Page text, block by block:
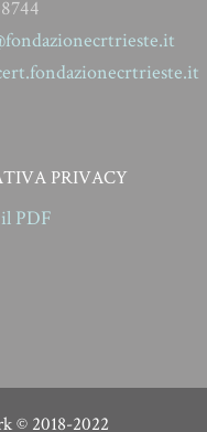
PRIVACY
PDF
© 2018-2022